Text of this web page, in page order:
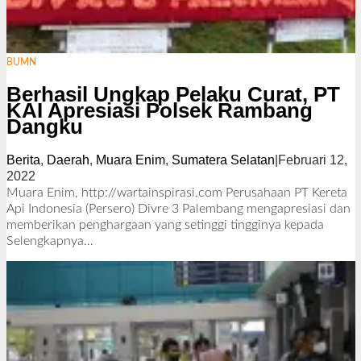
BUMN
Berhasil Ungkap Pelaku Curat, PT
KAI Apresiasi Polsek Rambang
Dangku
Berita, Daerah, Muara Enim, Sumatera Selatan Februari 12,
2022
l
e
h
R
k
s
Muara Enim, http://wartainspirasi.com Perusahaan PT Kereta
Api Indonesia (Persero) Divre 3 Palembang mengapresiasi dan
memberikan penghargaan yang setinggi tingginya kepada
Selengkapnya…